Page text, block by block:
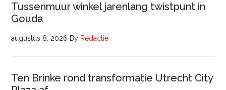
Tussenmuur winkel jarenlang twistpunt in
Gouda
augustus 8, 2026 By Redactie
Ten Brinke rond transformatie Utrecht City